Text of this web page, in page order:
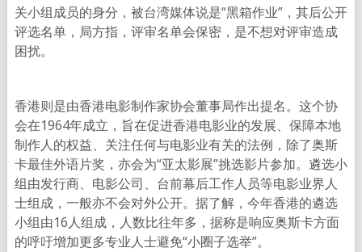
关小组成员的身分，被台湾媒体说是“黑箱作业”，其后公开
评选名单，局方指，评审名单会保密，是不想对评审造成
困扰。
香港则是由香港电影制作家协会董事局作出提名。这个协
会在1964年成立，旨在促进香港电影业的发展、保障本地
制作人的权益、关注任何与电影业有关的法例，除了奥斯
卡最佳外语片奖，亦会为“亚太影展”挑选影片参加。遴选小
组由发行商、电影公司、台前幕后工作人员等电影业界人
士组成，一般亦不会对外公开。据了解，今年香港的遴选
小组由16人组成，人数比往年多，据称是响应奥斯卡方面
的呼吁增加更多专业人士避免“小圈子选举”。